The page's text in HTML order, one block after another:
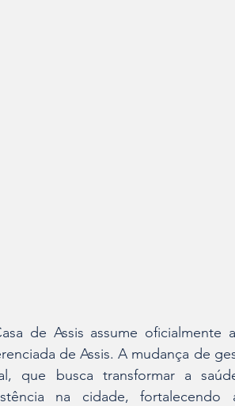
de Assis assume oficialmente
de Assis. A mudança de
que busca transformar a
na cidade,